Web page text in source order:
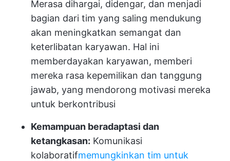
Merasa dihargai, didengar, dan menjadi
bagian dari tim yang saling mendukung
akan meningkatkan semangat dan
keterlibatan karyawan. Hal ini
memberdayakan karyawan, memberi
mereka rasa kepemilikan dan tanggung
jawab, yang mendorong motivasi mereka
untuk berkontribusi
Kemampuan beradaptasi dan
ketangkasan: Komunikasi
kolaboratifmemungkinkan tim untuk